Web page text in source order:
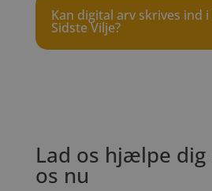
Kan digital arv skrives ind
Sidste Vilje?
Lad os hjælpe
os nu